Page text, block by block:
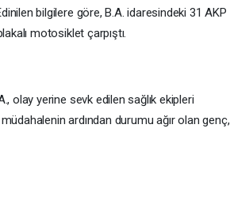
bilgilere göre, B.A. idaresindeki 31 AKP
motosiklet çarpıştı.
olay yerine sevk edilen sağlık ekipleri
ardından durumu ağır olan genç,